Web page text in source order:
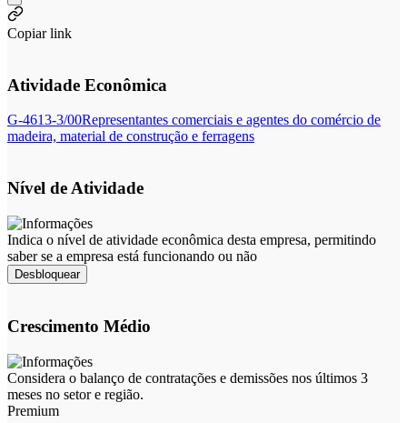
Copiar link
Atividade Econômica
G-4613-3/00Representantes comerciais e agentes do comércio de
madeira, material de construção e ferragens
Nível de Atividade
Indica o nível de atividade econômica desta empresa, permitindo
saber se a empresa está funcionando ou não
Desbloquear
Crescimento Médio
Considera o balanço de contratações e demissões nos últimos 3
meses no setor e região.
Premium